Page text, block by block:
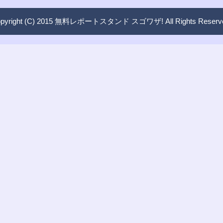
(C) 2015 無料レポートスタンド スゴワザ! All Rights